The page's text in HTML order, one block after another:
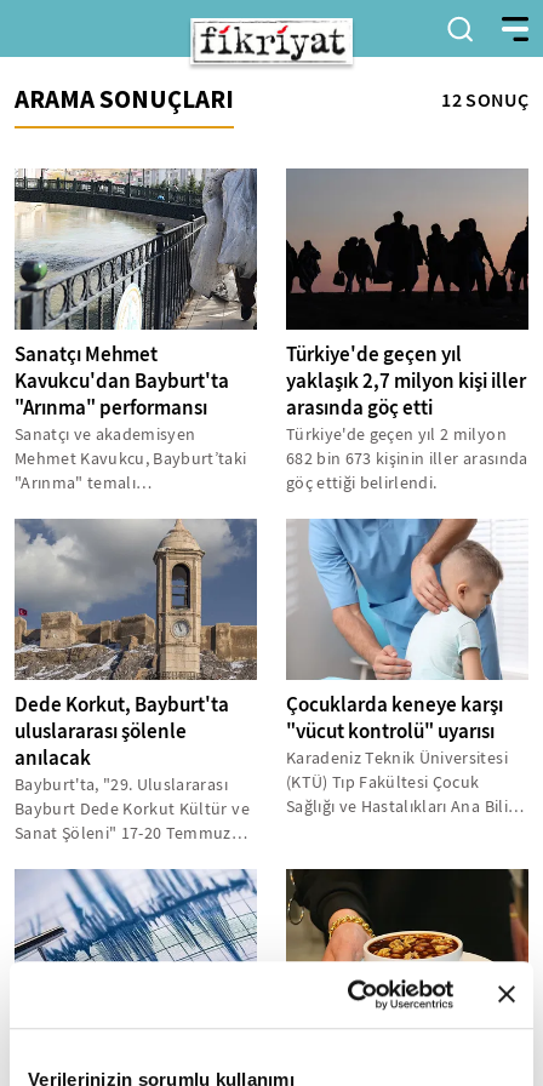
Verilerinizin sorumlu kullanımı
ARAMA SONUÇLARI 12 SONUÇ
Sanatçı Mehmet
Kavukcu'dan Bayburt'ta
"Arınma" performansı
Sanatçı ve akademisyen
Mehmet Kavukcu, Bayburt’taki
"Arınma" temalı
insanlığa karşı işlenen...
Türkiye'de geçen yıl
yaklaşık 2,7 milyon kişi iller
arasında göç etti
Türkiye'de geçen yıl 2 milyon
682 bin 673 kişinin iller arasında
göç ettiği belirlendi.
Dede Korkut, Bayburt'ta
uluslararası şölenle
anılacak
Bayburt'ta, "29. Uluslararası
Bayburt Dede Korkut Kültür ve
Sanat Şöleni" 17-20 Temmuz
Çocuklarda keneye karşı
"vücut kontrolü" uyarısı
Karadeniz Teknik Üniversitesi
(KTÜ) Tıp Fakültesi Çocuk
Sağlığı ve Hastalıkları Ana Bilim